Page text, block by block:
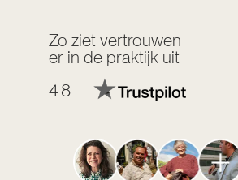
Zo ziet vertrouwen
er in de praktijk uit
4.8